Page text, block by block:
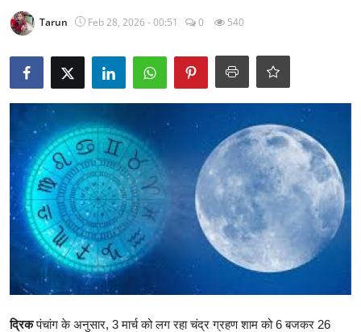
दुनिया
टेक्नोलॉजी
Business
खेल
राजनीति
नौकरियां
धर्म/ज्योतिष
Tarun Feb 28, 2026 - 00:51 0 540
द्रिकपंचांग के अनुसार, 3 मार्च को लग रहा चंद्र ग्रहण शाम को 6 बजकर 26